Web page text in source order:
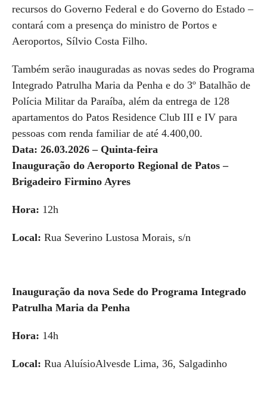
recursos do Governo Federal e do Governo do Estado –
contará com a presença do ministro de Portos e
Aeroportos, Sílvio Costa Filho.
Também serão inauguradas as novas sedes do Programa
Integrado Patrulha Maria da Penha e do 3º Batalhão de
Polícia Militar da Paraíba, além da entrega de 128
apartamentos do Patos Residence Club III e IV para
pessoas com renda familiar de até 4.400,00.
Data: 26.03.2026 – Quinta-feira
Inauguração do Aeroporto Regional de Patos –
Brigadeiro Firmino Ayres
Hora: 12h
Local: Rua Severino Lustosa Morais, s/n
Inauguração da nova Sede do Programa Integrado
Patrulha Maria da Penha
Hora: 14h
Local: Rua AluísioAlvesde Lima, 36, Salgadinho